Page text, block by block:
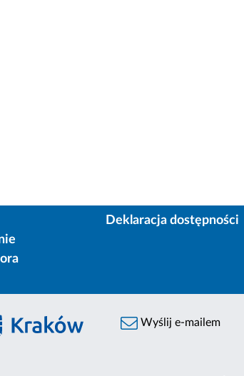
Deklaracja dostępności
Wyślij e-mailem